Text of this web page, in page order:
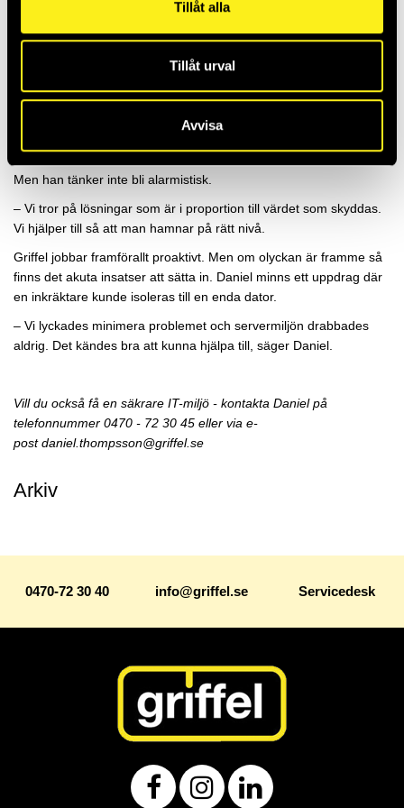
Tillåt alla
Tillåt urval
Avvisa
Ekonomisk kalkyl
Ett enkelt sätt att motivera kunderna till högre säkerhetstänk är att
verksamheten står still en timme, eller en dag?
– När man har den siffran klar för sig är det enkelt att värdera
kostnaden för investeringar i cybersäkerhet.
Men han tänker inte bli alarmistisk.
– Vi tror på lösningar som är i proportion till värdet som skyddas.
Vi hjälper till så att man hamnar på rätt nivå.
Griffel jobbar framförallt proaktivt. Men om olyckan är framme så
finns det akuta insatser att sätta in. Daniel minns ett uppdrag där
en inkräktare kunde isoleras till en enda dator.
– Vi lyckades minimera problemet och servermiljön drabbades
aldrig. Det kändes bra att kunna hjälpa till, säger Daniel.
Vill du också få en säkrare IT-miljö - kontakta Daniel på
telefonnummer 0470 - 72 30 45 eller via e-
postdaniel.thompsson@griffel.se
Arkiv
0470-72 30 40 info@griffel.se Servicedesk